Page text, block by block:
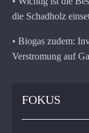
die Schadholz
• Biogas zudem:
Verstromung auf
FOKUS